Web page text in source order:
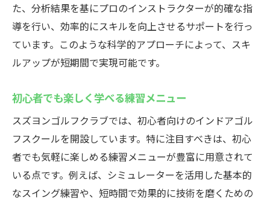
た、分析結果を基にプロのインストラクターが的確な指
導を行い、効率的にスキルを向上させるサポートを行っ
ています。このような科学的アプローチによって、スキ
ルアップが短期間で実現可能です。
初心者でも楽しく学べる練習メニュー
スズヨンゴルフクラブでは、初心者向けのインドアゴル
フスクールを開設しています。特に注目すべきは、初心
者でも気軽に楽しめる練習メニューが豊富に用意されて
いる点です。例えば、シミュレーターを活用した基本的
なスイング練習や、短時間で効果的に技術を磨くための